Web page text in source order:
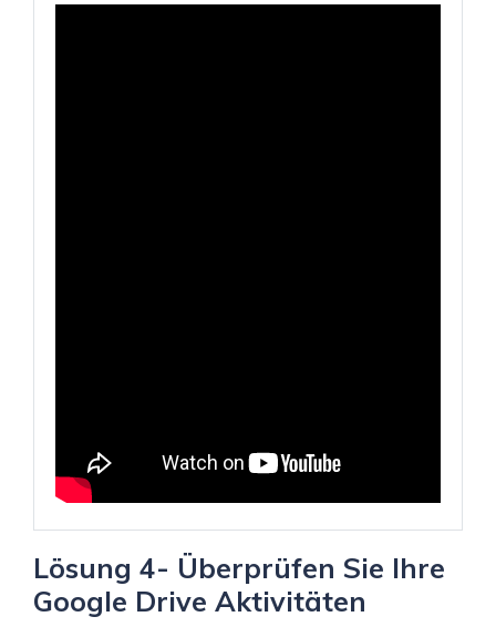
Lösung 4- Überprüfen Sie Ihre
Google Drive Aktivitäten